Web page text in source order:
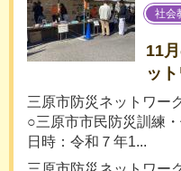
社会
11
ッ
三原市防災ネットワー
○三原市市民防災訓練
日時：令和７年1...